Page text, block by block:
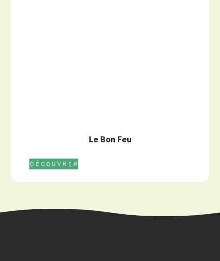
Le Bon Feu
Découvrir